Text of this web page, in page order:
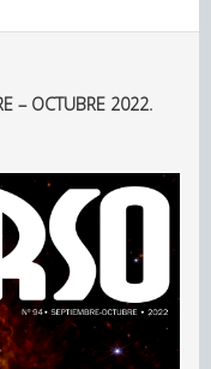
– OCTUBRE 2022.